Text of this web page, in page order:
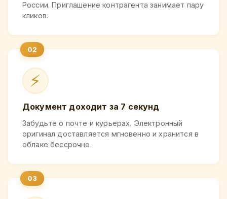
России. Приглашение контрагента занимает пару
кликов.
⚡
Документ доходит за 7 секунд
Забудьте о почте и курьерах. Электронный
оригинал доставляется мгновенно и хранится в
облаке бессрочно.